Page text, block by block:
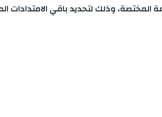
وذلك لتحديد باقي الامتدادات